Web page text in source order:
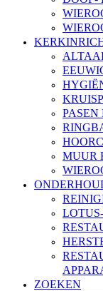
MUUR
ZOEKEN